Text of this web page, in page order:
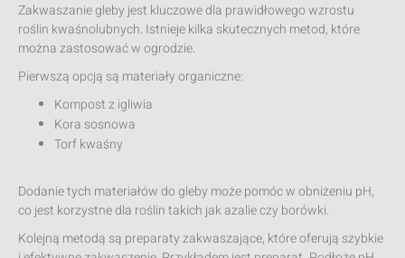
Zakwaszanie gleby jest kluczowe dla prawidłowego wzrostu
roślin kwaśnolubnych. Istnieje kilka skutecznych metod, które
można zastosować w ogrodzie.
Pierwszą opcją są materiały organiczne:
Kompost z igliwia
Kora sosnowa
Torf kwaśny
Dodanie tych materiałów do gleby może pomóc w obniżeniu pH,
co jest korzystne dla roślin takich jak azalie czy borówki.
Kolejną metodą są preparaty zakwaszające, które oferują szybkie